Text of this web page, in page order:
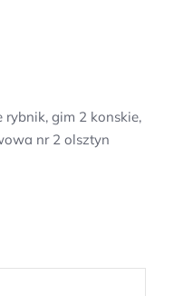
rybnik, gim 2 konskie,
nr 2 olsztyn